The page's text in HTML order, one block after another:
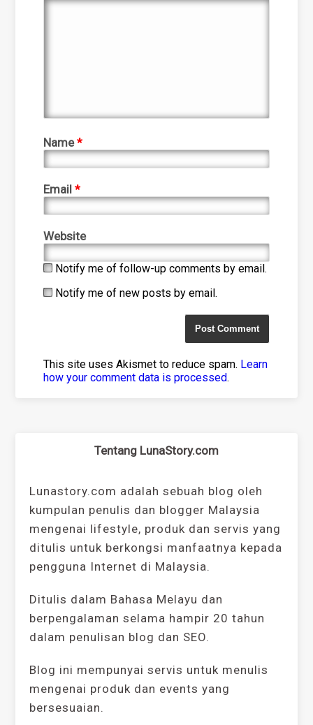
Name*
Email*
Website
Notify me of follow-up comments by email.
Notify me of new posts by email.
This site uses Akismet to reduce spam. Learn
how your comment data is processed.
Tentang LunaStory.com
Lunastory.com adalah sebuah blog oleh
kumpulan penulis dan blogger Malaysia
mengenai lifestyle, produk dan servis yang
ditulis untuk berkongsi manfaatnya kepada
pengguna Internet di Malaysia.
Ditulis dalam Bahasa Melayu dan
berpengalaman selama hampir 20 tahun
dalam penulisan blog dan SEO.
Blog ini mempunyai servis untuk menulis
mengenai produk dan events yang
bersesuaian.